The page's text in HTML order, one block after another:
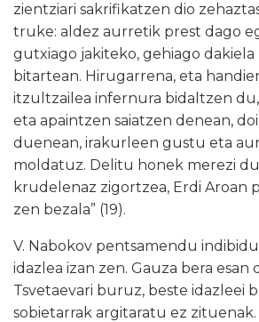
zientziari sakrifikatzen dio
truke: aldez aurretik prest dago
gutxiago jakiteko, gehiago
bitartean. Hirugarrena, eta
itzultzailea infernura bidaltzen
eta apaintzen saiatzen denean,
duenean, irakurleen gustu eta
moldatuz. Delitu honek merezi
krudelenaz zigortzea, Erdi Aroan
zen bezala” (19).
V. Nabokov pentsamendu
idazlea izan zen. Gauza bera esan
Tsvetaevari buruz, beste idazleei
sobietarrak argitaratu ez zituenak.